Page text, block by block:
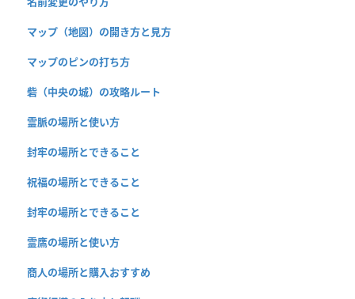
マップ（地図）の開き方と見方
マップのピンの打ち方
砦（中央の城）の攻略ルート
霊脈の場所と使い方
封牢の場所とできること
祝福の場所とできること
封牢の場所とできること
霊鷹の場所と使い方
商人の場所と購入おすすめ